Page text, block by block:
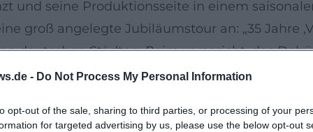
- Do Not Process My Personal Information
opt-out of the sale, sharing to third parties, or processing of your
for targeted advertising by us, please use the below opt-out
und seine Produktionsseite in einem
groß angelegte Jubiläumstour an: „35 Jahre
deutschen Städten. Reim verspricht, das
Highlights aus 35 Jahren Repertoire – und
Pop, Rock und Schlager